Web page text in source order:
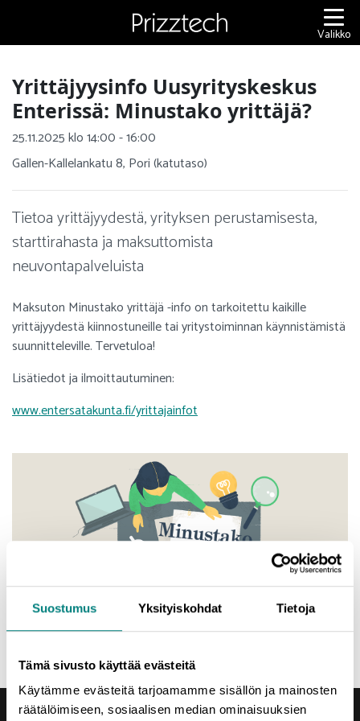
Suostumus Yksityiskohdat Tietoja
Tämä sivusto käyttää evästeitä
Käytämme evästeitä tarjoamamme sisällön ja mainosten
räätälöimiseen, sosiaalisen median ominaisuuksien
Valikko
Yrittäjyysinfo Uusyrityskeskus
Enterissä: Minustako yrittäjä?
25.11.2025 klo 14:00 - 16:00
Gallen-Kallelankatu 8, Pori (katutaso)
Tietoa yrittäjyydestä, yrityksen perustamisesta,
starttirahasta ja maksuttomista
neuvontapalveluista
Maksuton Minustako yrittäjä -info on tarkoitettu kaikille
yrittäjyydestä kiinnostuneille tai yritystoiminnan käynnistämistä
suunnitteleville. Tervetuloa!
Lisätiedot ja ilmoittautuminen:
www.entersatakunta.fi/yrittajainfot